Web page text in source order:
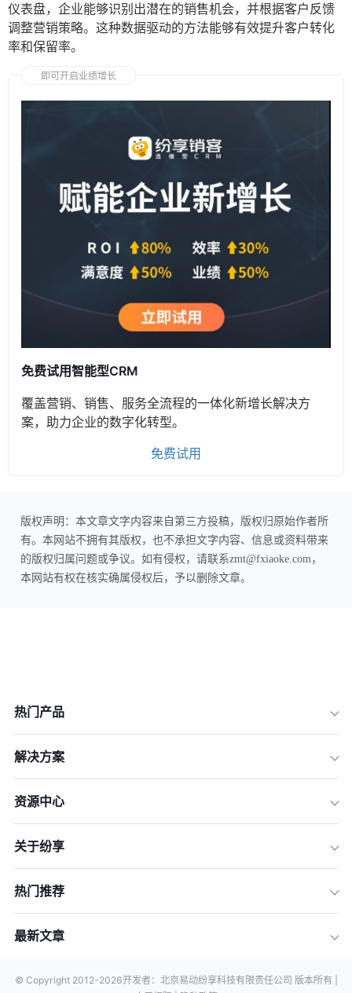
仪表盘，企业能够识别出潜在的销售机会，并根据客户反馈
调整营销策略。这种数据驱动的方法能够有效提升客户转化
率和保留率。
即可开启业绩增长
免费试用智能型CRM
覆盖营销、销售、服务全流程的一体化新增长解决方
案，助力企业的数字化转型。
免费试用
版权声明：本文章文字内容来自第三方投稿，版权归原始作者所
有。本网站不拥有其版权，也不承担文字内容、信息或资料带来
的版权归属问题或争议。如有侵权，请联系zmt@fxiaoke.com，
本网站有权在核实确属侵权后，予以删除文章。
热门产品
解决方案
资源中心
关于纷享
热门推荐
最新文章
© Copyright 2012-2026开发者：北京易动纷享科技有限责任公司 版本所有 |